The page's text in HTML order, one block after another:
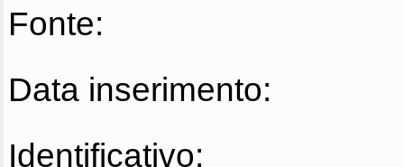
Fonte:
Data inserimento:
Identificativo: